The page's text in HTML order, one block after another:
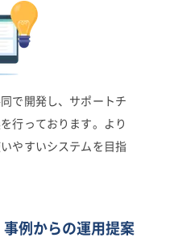
で開発し、サポートチ
行っております。より
やすいシステムを目指
事例からの運用提案